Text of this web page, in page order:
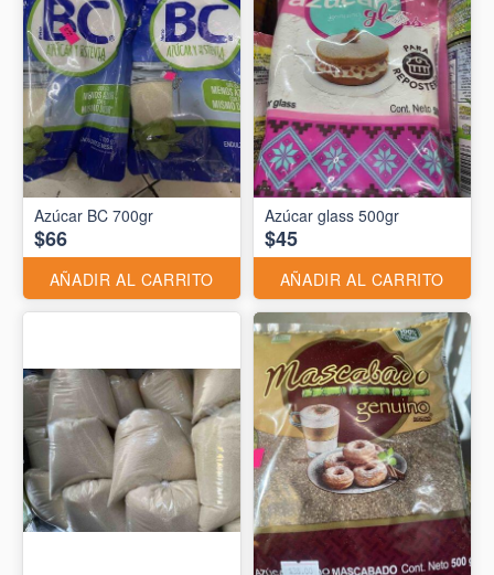
Azúcar BC 700gr
$66
AÑADIR AL CARRITO
Azúcar glass 500gr
$45
AÑADIR AL CARRITO